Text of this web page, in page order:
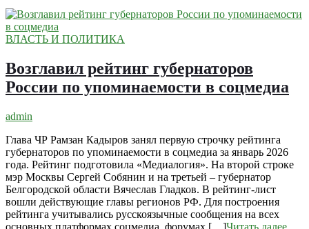
ВЛАСТЬ И ПОЛИТИКА
Возглавил рейтинг губернаторов
России по упоминаемости в соцмедиа
admin
Глава ЧР Рамзан Кадыров занял первую строчку рейтинга
губернаторов по упоминаемости в соцмедиа за январь 2026
года. Рейтинг подготовила «Медиалогия». На второй строке
мэр Москвы Сергей Собянин и на третьей – губернатор
Белгородской области Вячеслав Гладков. В рейтинг-лист
вошли действующие главы регионов РФ. Для построения
рейтинга учитывались русскоязычные сообщения на всех
основных платформах соцмедиа, форумах […]Читать далее .